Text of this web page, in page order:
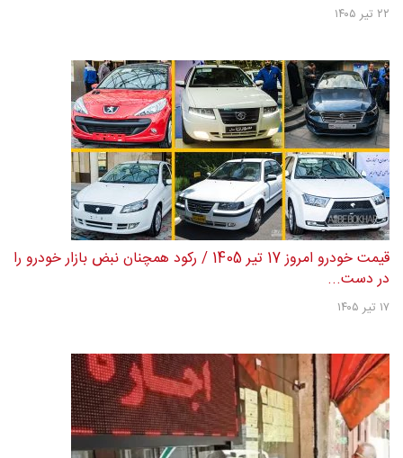
۲۲ تیر ۱۴۰۵
قیمت خودرو امروز 17 تیر 1405 / رکود همچنان نبض بازار خودرو را
در دست...
۱۷ تیر ۱۴۰۵